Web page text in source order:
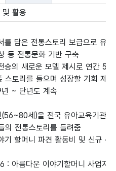
및 활용
담은 전통스토리 보급으로 유아
등 전통문화 기반 구축
의 새로운 모델 제시로 연간 50
스토리를 들으며 성장할 기회 제공
~ 단년도 계속
세)을 전국 유아교육기관에
의 전통스토리를 들려줌
할머니 파견 활동비 및 신규 선
름다운 이야기할머니 사업지